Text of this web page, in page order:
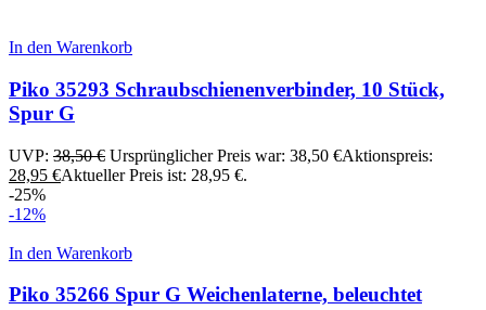
In den Warenkorb
Piko 35293 Schraubschienenverbinder, 10 Stück,
Spur G
UVP: 38,50€ Ursprünglicher Preis war: 38,50 €Aktionspreis:
28,95 €Aktueller Preis ist: 28,95 €.
-25%
-12%
In den Warenkorb
Piko 35266 Spur G Weichenlaterne, beleuchtet